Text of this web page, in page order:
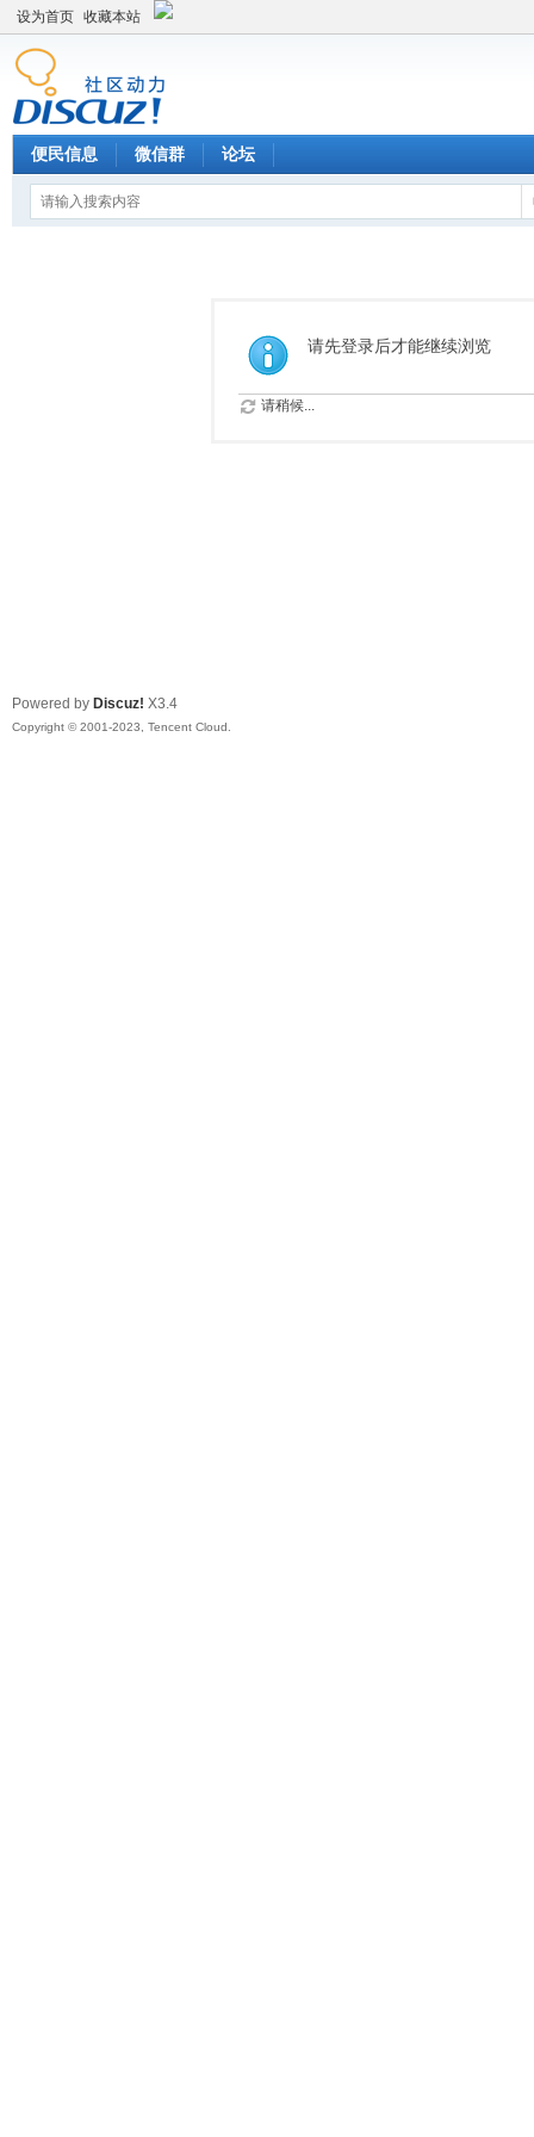
设为首页 收藏本站
便民信息 微信群 论坛
请先登录后才能继续浏览
请稍候...
Powered by Discuz! X3.4
Copyright © 2001-2023, Tencent Cloud.